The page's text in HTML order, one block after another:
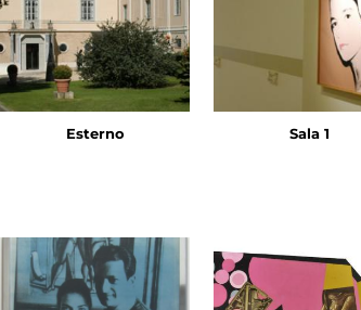
Esterno Sala 1